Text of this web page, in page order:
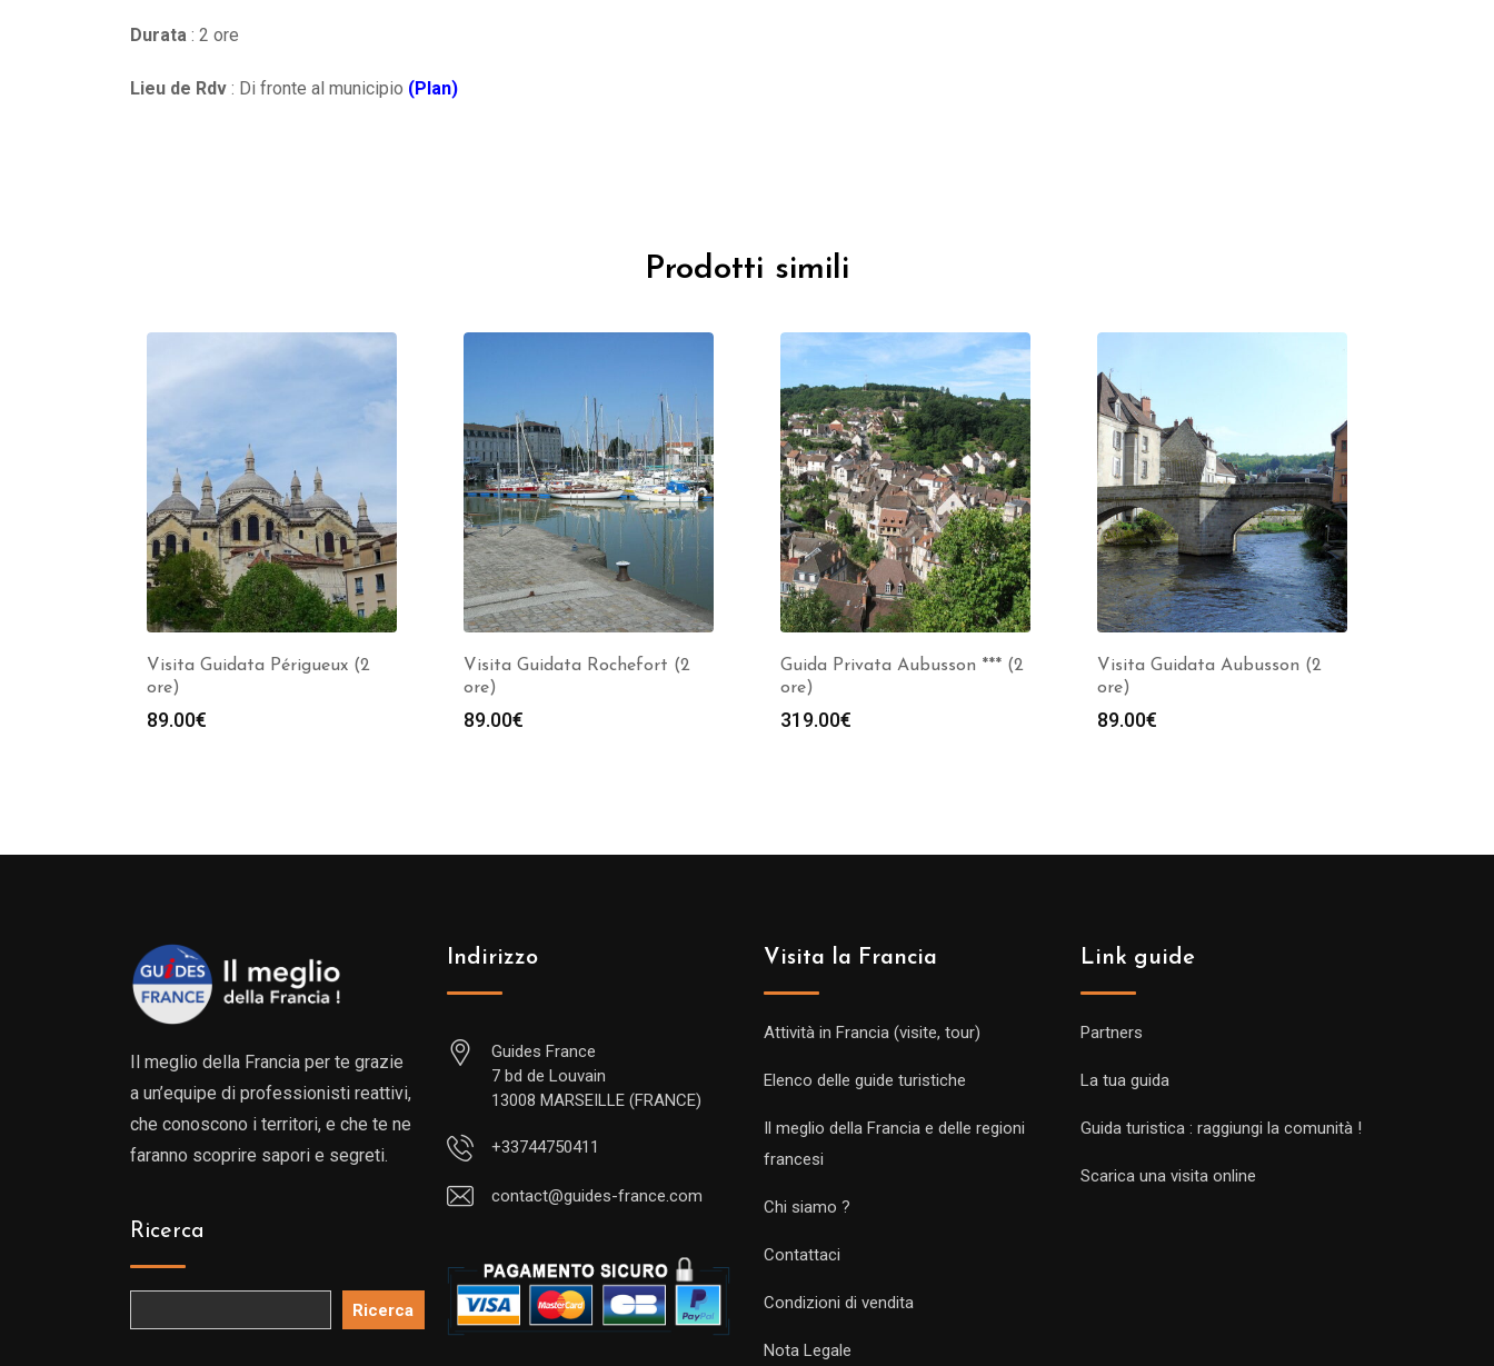
Durata : 2 ore
Lieu de Rdv : Di fronte al municipio (Plan)
Prodotti simili
Visita Guidata Périgueux (2
ore)
89.00€
Visita Guidata Rochefort (2
ore)
89.00€
Guida Privata Aubusson *** (2
ore)
319.00€
Visita Guidata Aubusson (2
ore)
89.00€
Il meglio della Francia per te grazie
a un’equipe di professionisti reattivi,
che conoscono i territori, e che te ne
faranno scoprire sapori e segreti.
Ricerca
Ricerca
Indirizzo
Guides France
7 bd de Louvain
13008 MARSEILLE (FRANCE)
+33744750411
contact@guides-france.com
Visita la Francia
Attività in Francia (visite, tour)
Elenco delle guide turistiche
Il meglio della Francia e delle regioni
francesi
Chi siamo ?
Contattaci
Condizioni di vendita
Nota Legale
Link guide
Partners
La tua guida
Guida turistica : raggiungi la comunità !
Scarica una visita online